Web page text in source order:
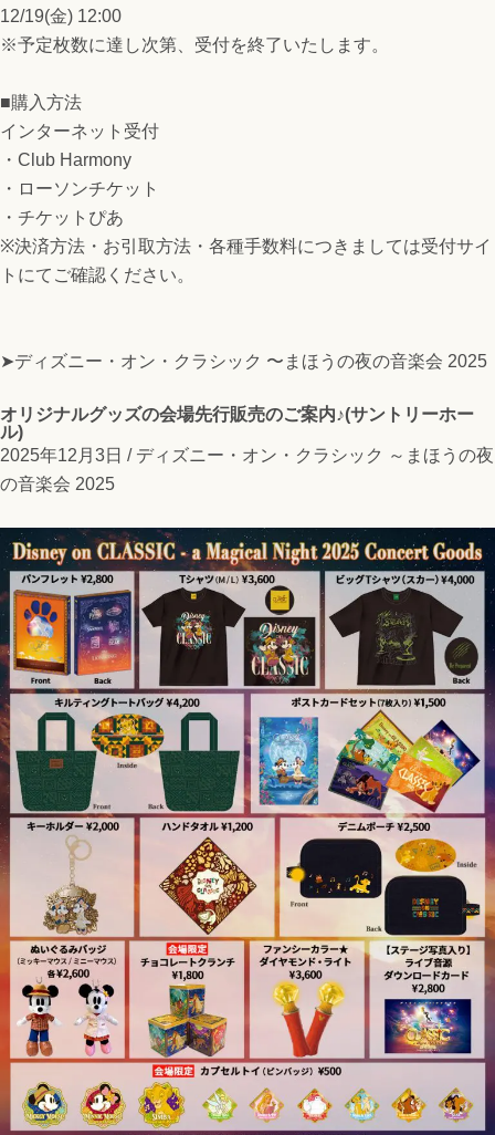
12/19(金) 12:00
※予定枚数に達し次第、受付を終了いたします。
■購入方法
インターネット受付
・Club Harmony
・ローソンチケット
・チケットぴあ
※決済方法・お引取方法・各種手数料につきましては受付サイ
トにてご確認ください。
➤ディズニー・オン・クラシック 〜まほうの夜の音楽会 2025
オリジナルグッズの会場先行販売のご案内♪(サントリーホー
ル)
2025年12月3日 / ディズニー・オン・クラシック ～まほうの夜
の音楽会 2025